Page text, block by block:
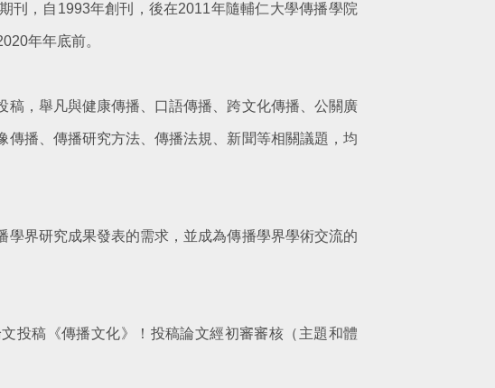
刊，自1993年創刊，後在2011年隨輔仁大學傳播學院
年年底前。
稿，舉凡與健康傳播、口語傳播、跨文化傳播、公關廣
播、傳播研究方法、傳播法規、新聞等相關議題，均
學界研究成果發表的需求，並成為傳播學界學術交流的
投稿《傳播文化》！投稿論文經初審審核（主題和體